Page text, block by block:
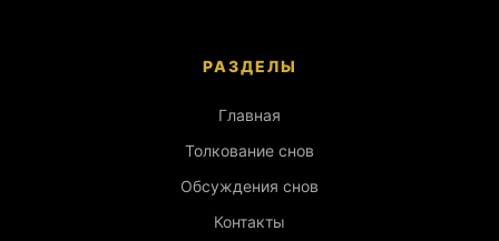
РАЗДЕЛЫ
Главная
Толкование снов
Обсуждения снов
Контакты